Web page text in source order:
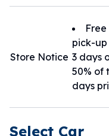
都能舒
誠摯祝
的回憶！
Store Notice
pick-
3 days
50% of
days
Select Car